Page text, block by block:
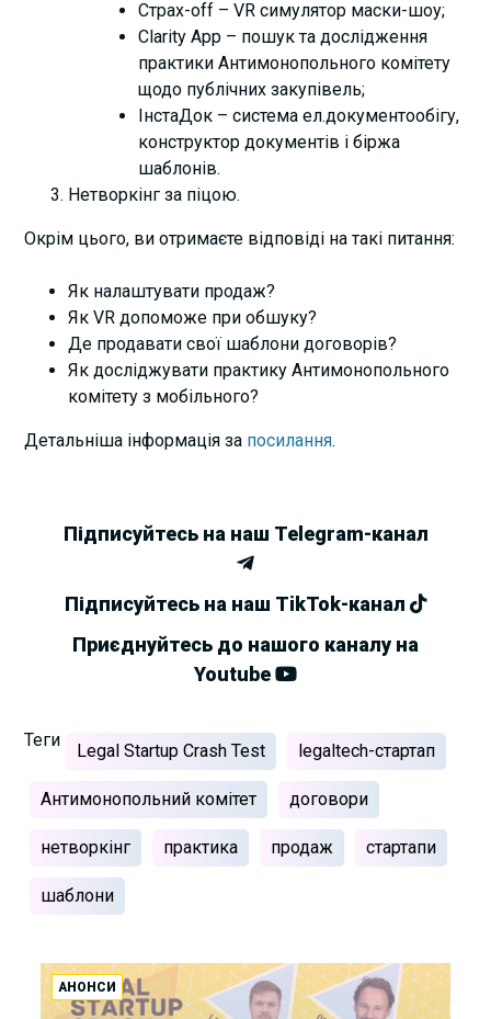
Страх-off – VR симулятор маски-шоу;
Clarity App – пошук та дослідження
практики Антимонопольного комітету
щодо публічних закупівель;
ІнстаДок – система ел.документообігу,
конструктор документів і біржа
шаблонів.
Нетворкінг за піцою.
Окрім цього, ви отримаєте відповіді на такі питання:
Як налаштувати продаж?
Як VR допоможе при обшуку?
Де продавати свої шаблони договорів?
Як досліджувати практику Антимонопольного
комітету з мобільного?
Детальніша інформація за посилання.
Підписуйтесь на наш Telegram-канал
Підписуйтесь на наш TikTok-канал
Приєднуйтесь до нашого каналу на
Youtube
Теги
Legal Startup Crash Test legaltech-стартап
Антимонопольний комітет договори
нетворкінг практика продаж стартапи
шаблони
АНОНСИ